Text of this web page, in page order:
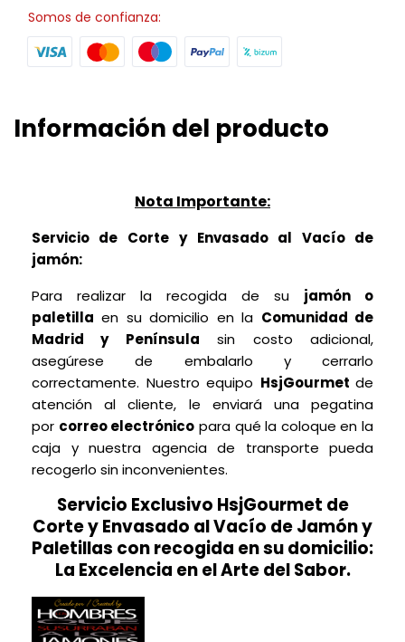
Somos de confianza:
Información del producto
Nota Importante:
Servicio de Corte y Envasado al Vacío de
jamón:
Para realizar la recogida de su jamón o
paletilla en su domicilio en la Comunidad de
Madrid y Península sin costo adicional,
asegúrese de embalarlo y cerrarlo
correctamente. Nuestro equipo HsjGourmet de
atención al cliente, le enviará una pegatina
por correo electrónico para qué la coloque en la
caja y nuestra agencia de transporte pueda
recogerlo sin inconvenientes.
Servicio Exclusivo HsjGourmet de
Corte y Envasado al Vacío de Jamón y
Paletillas con recogida en su domicilio:
La Excelencia en el Arte del Sabor.